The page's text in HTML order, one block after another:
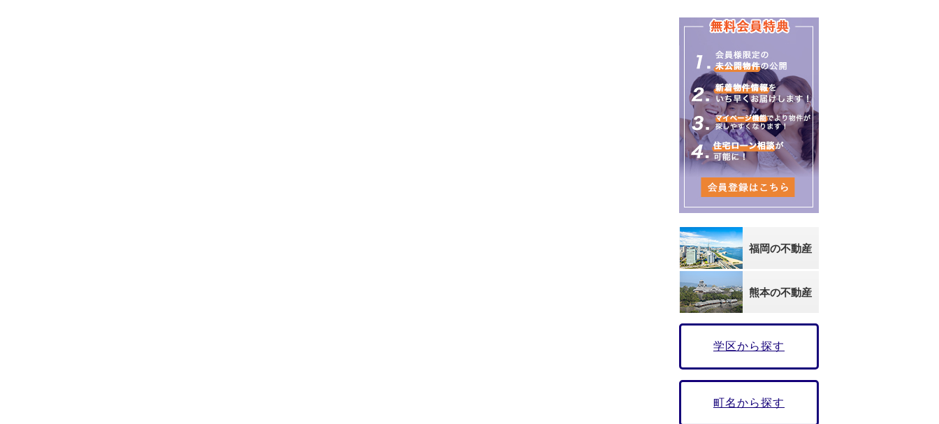
福岡の不動産
熊本の不動産
学区から探す
町名から探す